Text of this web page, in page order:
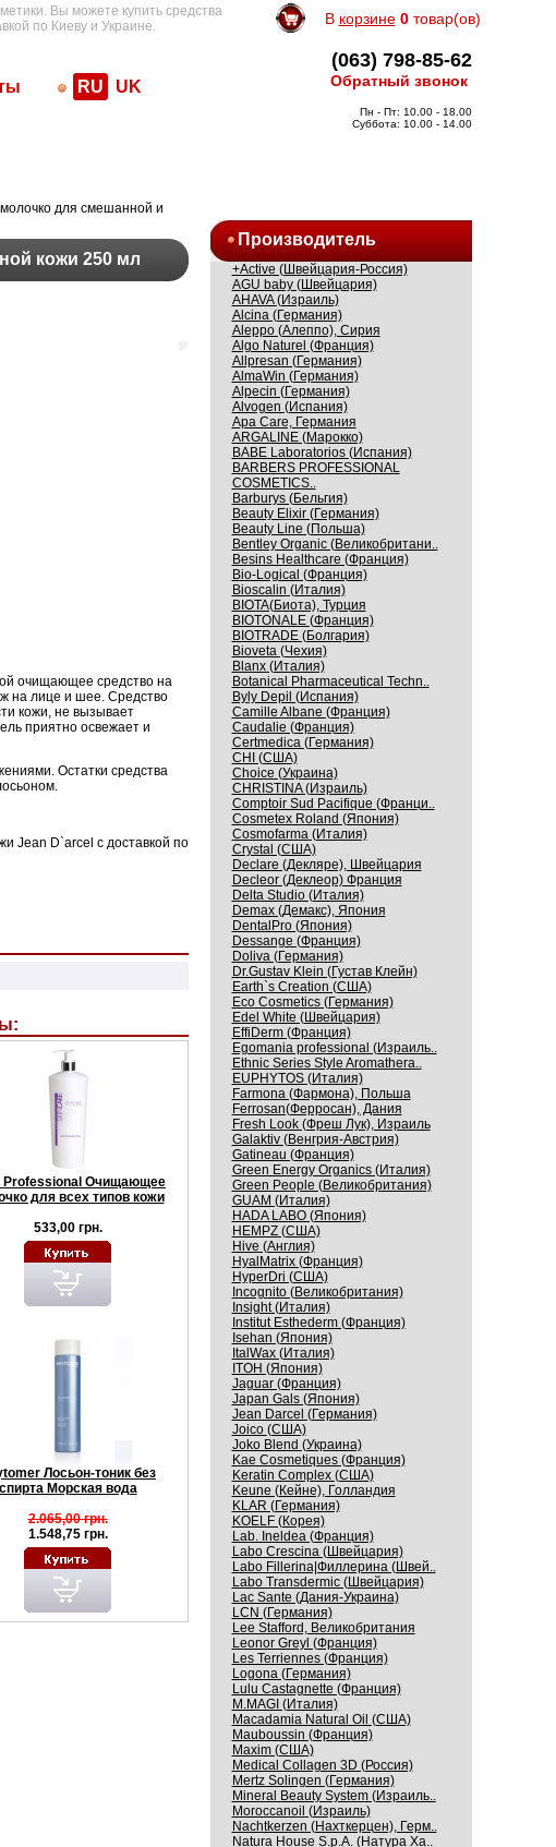
Вы можете купить средства
по Киеву и Украине.
RU UK
В корзине 0товар(ов)
(063) 798-85-62
Обратный звонок
Пн - Пт: 10.00 - 18.00
Суббота: 10.00 - 14.00
для смешанной и
кожи 250 мл
очищающее средство на
на лице и шее. Средство
кожи, не вызывает
приятно освежает и
Остатки средства
Jean D`arcel с доставкой по
Professional Очищающее
для всех типов кожи
533,00 грн.
Лосьон-тоник без
спирта Морская вода
2.065,00 грн.
1.548,75 грн.
Производитель
+Active (Швейцария-Россия)
AGU baby (Швейцария)
AHAVA (Израиль)
Alcina (Германия)
Aleppo (Алеппо), Сирия
Algo Naturel (Франция)
Allpresan (Германия)
AlmaWin (Германия)
Alpecin (Германия)
Alvogen (Испания)
Apa Care, Германия
ARGALINE (Марокко)
BABE Laboratorios (Испания)
BARBERS PROFESSIONAL
COSMETICS..
Barburys (Бельгия)
Beauty Elixir (Германия)
Beauty Line (Польша)
Bentley Organic (Великобритани..
Besins Healthcare (Франция)
Bio-Logical (Франция)
Bioscalin (Италия)
BIOTA(Биота), Турция
BIOTONALE (Франция)
BIOTRADE (Болгария)
Bioveta (Чехия)
Blanx (Италия)
Botanical Pharmaceutical Techn..
Byly Depil (Испания)
Camille Albane (Франция)
Caudalie (Франция)
Certmedica (Германия)
CHI (США)
Choice (Украина)
CHRISTINA (Израиль)
Comptoir Sud Pacifique (Франци..
Cosmetex Roland (Япония)
Cosmofarma (Италия)
Crystal (США)
Declare (Декляре), Швейцария
Decleor (Деклеор) Франция
Delta Studio (Италия)
Demax (Демакс), Япония
DentalPro (Япония)
Dessange (Франция)
Doliva (Германия)
Dr.Gustav Klein (Густав Клейн)
Earth`s Creation (США)
Eco Cosmetics (Германия)
Edel White (Швейцария)
EffiDerm (Франция)
Egomania professional (Израиль..
Ethnic Series Style Aromathera..
EUPHYTOS (Италия)
Farmona (Фармона), Польша
Ferrosan(Ферросан), Дания
Fresh Look (Фреш Лук), Израиль
Galaktiv (Венгрия-Австрия)
Gatineau (Франция)
Green Energy Organics (Италия)
Green People (Великобритания)
GUAM (Италия)
HADA LABO (Япония)
HEMPZ (США)
Hive (Англия)
HyalMatrix (Франция)
HyperDri (США)
Incognito (Великобритания)
Insight (Италия)
Institut Esthederm (Франция)
Isehan (Япония)
ItalWax (Италия)
ITOH (Япония)
Jaguar (Франция)
Japan Gals (Япония)
Jean Darcel (Германия)
Joico (США)
Joko Blend (Украина)
Kaе Cosmеtiques (Франция)
Keratin Complex (США)
Keune (Кейне), Голландия
KLAR (Германия)
KOELF (Корея)
Lab. Ineldea (Франция)
Labo Crescina (Швейцария)
Labo Fillerina|Филлерина (Швей..
Labo Transdermic (Швейцария)
Lac Sante (Дания-Украина)
LCN (Германия)
Lee Stafford, Великобритания
Leonor Greyl (Франция)
Les Terriennes (Франция)
Logona (Германия)
Lulu Castagnette (Франция)
M.MAGI (Италия)
Macadamia Natural Oil (США)
Mauboussin (Франция)
Maxim (США)
Medical Collagen 3D (Россия)
Mertz Solingen (Германия)
Mineral Beauty System (Израиль..
Moroccanoil (Израиль)
Nachtkerzen (Нахткерцен), Герм..
Natura House S.p.A. (Натура Ха..